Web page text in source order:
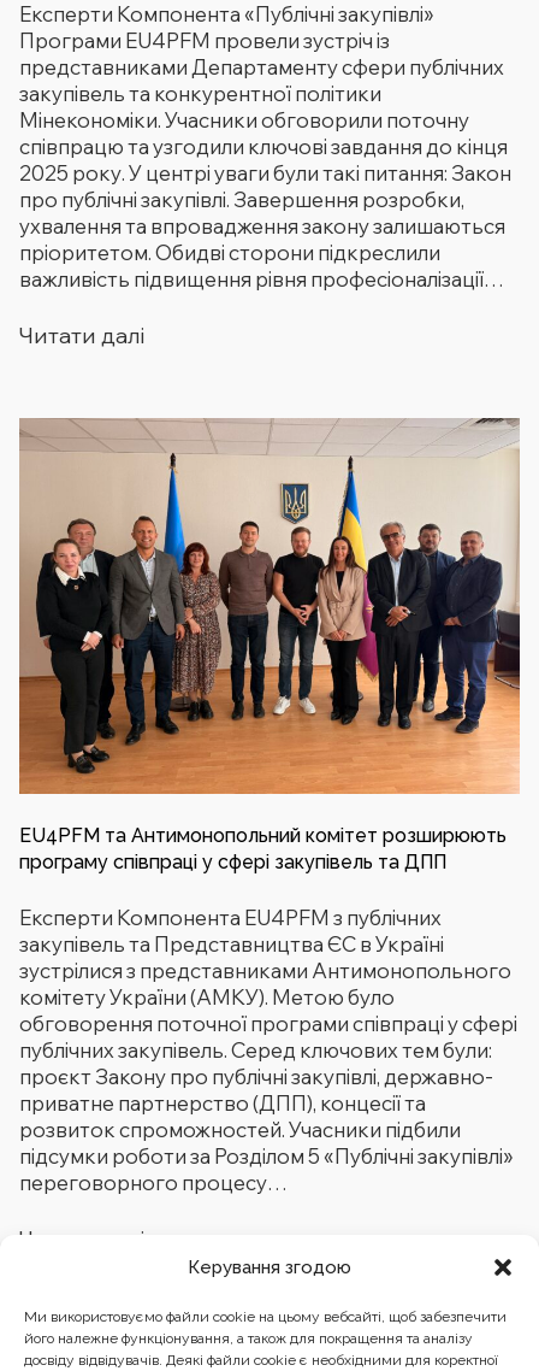
Керування згодою
Ми використовуємо файли cookie на цьому вебсайті, щоб забезпечити
його належне функціонування, а також для покращення та аналізу
досвіду відвідувачів. Деякі файли cookie є необхідними для коректної
Експерти Компонента «Публічні закупівлі»
Програми EU4PFM провели зустріч із
представниками Департаменту сфери публічних
закупівель та конкурентної політики
Мінекономіки. Учасники обговорили поточну
співпрацю та узгодили ключові завдання до кінця
2025 року. У центрі уваги були такі питання: Закон
про публічні закупівлі. Завершення розробки,
ухвалення та впровадження закону залишаються
пріоритетом. Обидві сторони підкреслили
важливість підвищення рівня професіоналізації…
Читати далі
EU4PFM та Антимонопольний комітет розширюють
програму співпраці у сфері закупівель та ДПП
Експерти Компонента EU4PFM з публічних
закупівель та Представництва ЄС в Україні
зустрілися з представниками Антимонопольного
комітету України (АМКУ). Метою було
обговорення поточної програми співпраці у сфері
публічних закупівель. Серед ключових тем були:
проєкт Закону про публічні закупівлі, державно-
приватне партнерство (ДПП), концесії та
розвиток спроможностей. Учасники підбили
підсумки роботи за Розділом 5 «Публічні закупівлі»
переговорного процесу…
Читати далі
1 … 3 4 5